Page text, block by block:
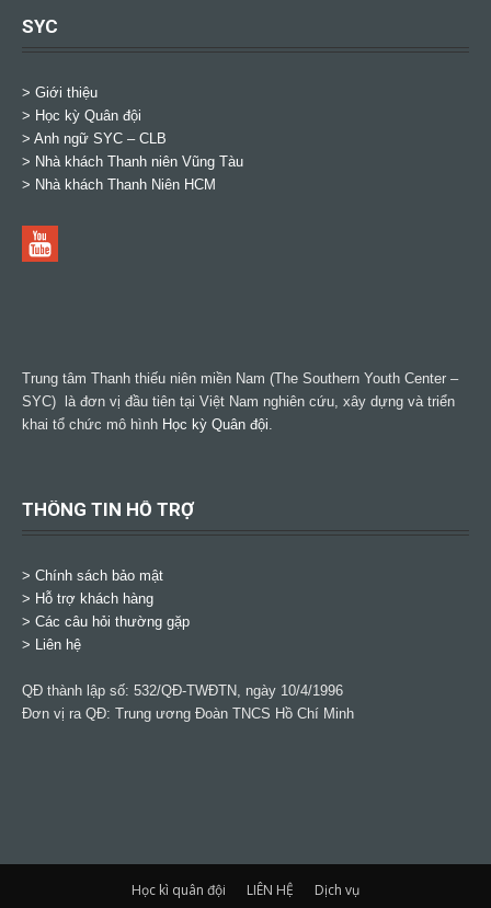
SYC
> Giới thiệu
> Học kỳ Quân đội
> Anh ngữ SYC – CLB
> Nhà khách Thanh niên Vũng Tàu
> Nhà khách Thanh Niên HCM
Trung tâm Thanh thiếu niên miền Nam (The Southern Youth Center –
SYC) là đơn vị đầu tiên tại Việt Nam nghiên cứu, xây dựng và triển
khai tổ chức mô hình Học kỳ Quân đội.
THÔNG TIN HỖ TRỢ
> Chính sách bảo mật
> Hỗ trợ khách hàng
> Các câu hỏi thường gặp
> Liên hệ
QĐ thành lập số: 532/QĐ-TWĐTN, ngày 10/4/1996
Đơn vị ra QĐ: Trung ương Đoàn TNCS Hồ Chí Minh
Học kì quân đội LIÊN HỆ Dịch vụ